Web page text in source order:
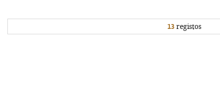
13registos